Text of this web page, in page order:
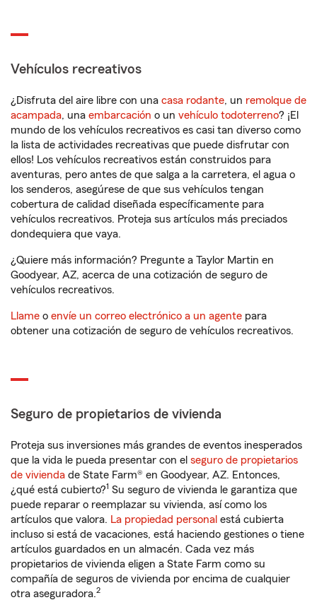
Vehículos recreativos
¿Disfruta del aire libre con una casa rodante, un remolque de
acampada, una embarcación o un vehículo todoterreno? ¡El
mundo de los vehículos recreativos es casi tan diverso como
la lista de actividades recreativas que puede disfrutar con
ellos! Los vehículos recreativos están construidos para
aventuras, pero antes de que salga a la carretera, el agua o
los senderos, asegúrese de que sus vehículos tengan
cobertura de calidad diseñada específicamente para
vehículos recreativos. Proteja sus artículos más preciados
dondequiera que vaya.
¿Quiere más información? Pregunte a Taylor Martin en
Goodyear, AZ, acerca de una cotización de seguro de
vehículos recreativos.
Llame o envíe un correo electrónico a un agente para
obtener una cotización de seguro de vehículos recreativos.
Seguro de propietarios de vivienda
Proteja sus inversiones más grandes de eventos inesperados
que la vida le pueda presentar con el seguro de propietarios
de vivienda de State Farm® en Goodyear, AZ. Entonces,
¿qué está cubierto?1 Su seguro de vivienda le garantiza que
puede reparar o reemplazar su vivienda, así como los
artículos que valora. La propiedad personal está cubierta
incluso si está de vacaciones, está haciendo gestiones o tiene
artículos guardados en un almacén. Cada vez más
propietarios de vivienda eligen a State Farm como su
compañía de seguros de vivienda por encima de cualquier
otra aseguradora.2